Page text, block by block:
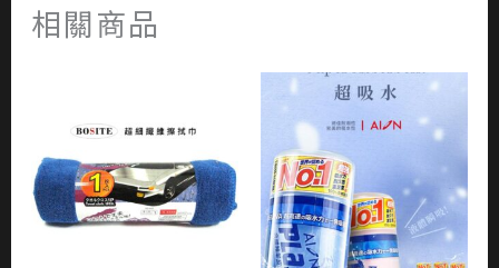
相關商品